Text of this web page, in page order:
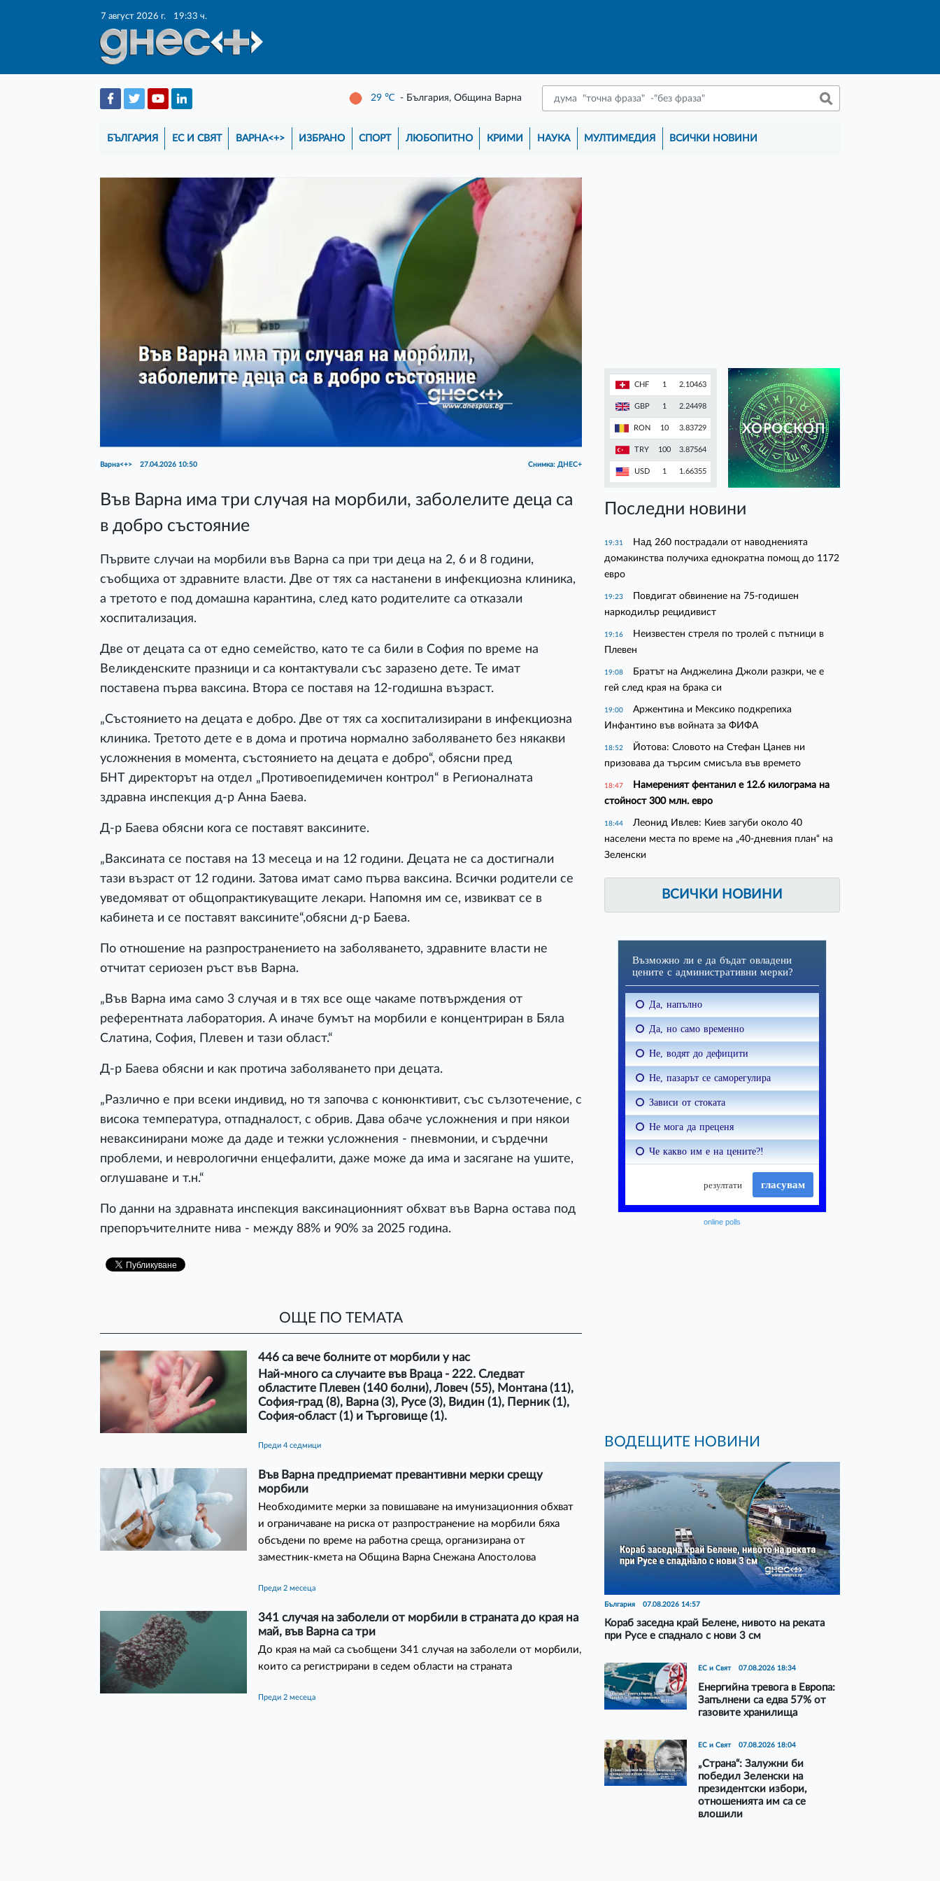
7 август 2026 г. 19:33 ч.
29 ℃ - България, Община Варна
БЪЛГАРИЯ ЕС И СВЯТ ВАРНА<+> ИЗБРАНО СПОРТ ЛЮБОПИТНО КРИМИ НАУКА МУЛТИМЕДИЯ ВСИЧКИ НОВИНИ
Варна<+> 27.04.2026 10:50 Снимка: ДНЕС+
Във Варна има три случая на морбили, заболелите деца са
в добро състояние
Първите случаи на морбили във Варна са при три деца на 2, 6 и 8 години,
съобщиха от здравните власти. Две от тях са настанени в инфекциозна клиника,
а третото е под домашна карантина, след като родителите са отказали
хоспитализация.
Две от децата са от едно семейство, като те са били в София по време на
Великденските празници и са контактували със заразено дете. Те имат
поставена първа ваксина. Втора се поставя на 12-годишна възраст.
„Състоянието на децата е добро. Две от тях са хоспитализирани в инфекциозна
клиника. Третото дете е в дома и протича нормално заболяването без някакви
усложнения в момента, състоянието на децата е добро“, обясни пред
БНТ директорът на отдел „Противоепидемичен контрол“ в Регионалната
здравна инспекция д-р Анна Баева.
Д-р Баева обясни кога се поставят ваксините.
„Ваксината се поставя на 13 месеца и на 12 години. Децата не са достигнали
тази възраст от 12 години. Затова имат само първа ваксина. Всички родители се
уведомяват от общопрактикуващите лекари. Напомня им се, извикват се в
кабинета и се поставят ваксините“,обясни д-р Баева.
По отношение на разпространението на заболяването, здравните власти не
отчитат сериозен ръст във Варна.
„Във Варна има само 3 случая и в тях все още чакаме потвърждения от
референтната лаборатория. А иначе бумът на морбили е концентриран в Бяла
Слатина, София, Плевен и тази област.“
Д-р Баева обясни и как протича заболяването при децата.
„Различно е при всеки индивид, но тя започва с конюнктивит, със сълзотечение, с
висока температура, отпадналост, с обрив. Дава обаче усложнения и при някои
неваксинирани може да даде и тежки усложнения - пневмонии, и сърдечни
проблеми, и неврологични енцефалити, даже може да има и засягане на ушите,
оглушаване и т.н.“
По данни на здравната инспекция ваксинационният обхват във Варна остава под
препоръчителните нива - между 88% и 90% за 2025 година.
ОЩЕ ПО ТЕМАТА
446 са вече болните от морбили у нас
Най-много са случаите във Враца - 222. Следват
областите Плевен (140 болни), Ловеч (55), Монтана (11),
София-град (8), Варна (3), Русе (3), Видин (1), Перник (1),
София-област (1) и Търговище (1).
преди 4 седмици
Във Варна предприемат превантивни мерки срещу
морбили
Необходимите мерки за повишаване на имунизационния обхват
и ограничаване на риска от разпространение на морбили бяха
обсъдени по време на работна среща, организирана от
заместник-кмета на Община Варна Снежана Апостолова
преди 2 месеца
341 случая на заболели от морбили в страната до края на
май, във Варна са три
До края на май са съобщени 341 случая на заболели от морбили,
които са регистрирани в седем области на страната
преди 2 месеца
CHF 1 2.10463
GBP 1 2.24498
RON 10 3.83729
TRY 100 3.87564
USD 1 1.66355
ХОРОСКОП
Последни новини
19:31
Над 260 пострадали от наводненията
домакинства получиха еднократна помощ до 1172
евро
19:23
Повдигат обвинение на 75-годишен
наркодилър рецидивист
19:16
Неизвестен стреля по тролей с пътници в
Плевен
19:08
Братът на Анджелина Джоли разкри, че е
гей след края на брака си
19:00
Аржентина и Мексико подкрепиха
Инфантино във войната за ФИФА
18:52
Йотова: Словото на Стефан Цанев ни
призовава да търсим смисъла във времето
18:47
Намереният фентанил е 12.6 килограма на
стойност 300 млн. евро
18:44
Леонид Ивлев: Киев загуби около 40
населени места по време на „40-дневния план“ на
Зеленски
ВСИЧКИ НОВИНИ
online polls
ВОДЕЩИТЕ НОВИНИ
България 07.08.2026 14:57
Кораб заседна край Белене, нивото на реката
при Русе е спаднало с нови 3 см
ЕС и Свят 07.08.2026 18:34
Енергийна тревога в Европа:
Запълнени са едва 57% от
газовите хранилища
ЕС и Свят 07.08.2026 18:04
„Страна“: Залужни би
победил Зеленски на
президентски избори,
отношенията им са се
влошили